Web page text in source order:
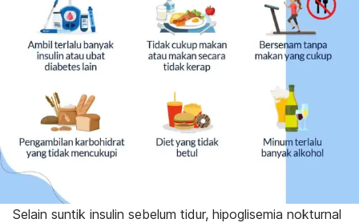
Selain suntik insulin sebelum tidur, hipoglisemia nokturnal